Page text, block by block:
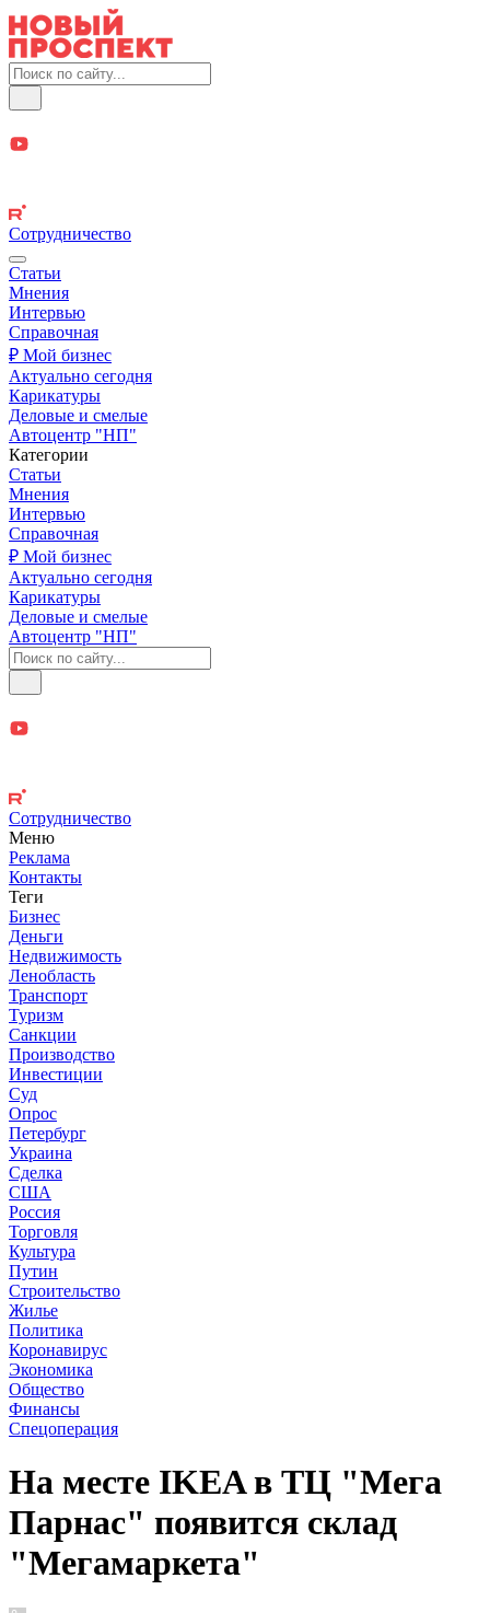
Сотрудничество
Статьи
Мнения
Интервью
Справочная
₽ Мой бизнес
Актуально сегодня
Карикатуры
Деловые и смелые
Автоцентр "НП"
Категории
Статьи
Мнения
Интервью
Справочная
₽ Мой бизнес
Актуально сегодня
Карикатуры
Деловые и смелые
Автоцентр "НП"
Сотрудничество
Меню
Реклама
Контакты
Теги
Бизнес
Деньги
Недвижимость
Ленобласть
Транспорт
Туризм
Санкции
Производство
Инвестиции
Суд
Опрос
Петербург
Украина
Сделка
США
Россия
Торговля
Культура
Путин
Строительство
Жилье
Политика
Коронавирус
Экономика
Общество
Финансы
Спецоперация
На месте IKEA в ТЦ "Мега
Парнас" появится склад
"Мегамаркета"